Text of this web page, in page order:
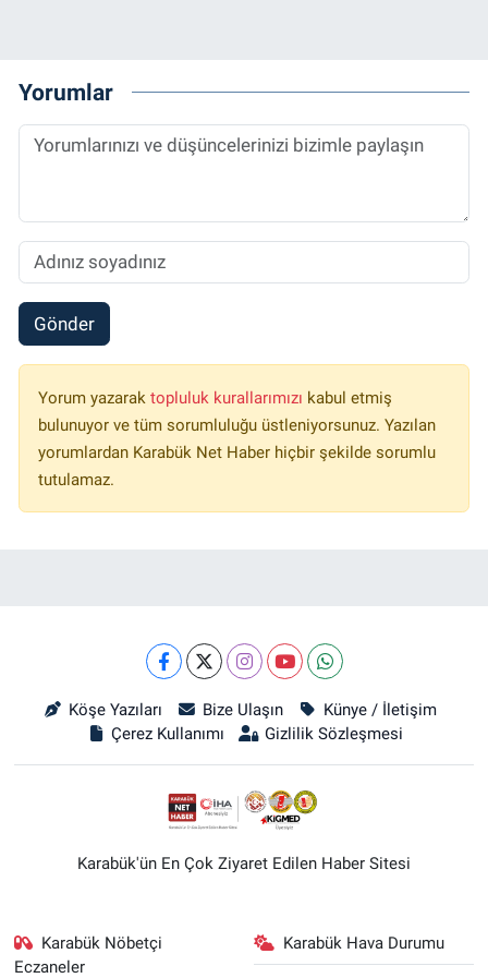
Yorumlar
Gönder
Yorum yazarak topluluk kurallarımızı kabul etmiş
bulunuyor ve tüm sorumluluğu üstleniyorsunuz. Yazılan
yorumlardan Karabük Net Haber hiçbir şekilde sorumlu
tutulamaz.
Köşe Yazıları Bize Ulaşın
Künye / İletişim
Çerez Kullanımı
Gizlilik Sözleşmesi
Karabük'ün En Çok Ziyaret Edilen Haber Sitesi
Karabük Nöbetçi
Eczaneler
Karabük Hava Durumu